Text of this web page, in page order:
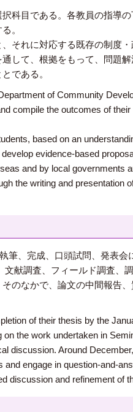
科目である。各教員の指導
。
それに対応する既存の制度
して、根拠をもって、問題
である。
of Community
compile the outcomes of
based on an
evidence-based
and by local governments
the writing and presentation
筆、完成、口頭試問、発表
献調査、フィールド調査、
のなかで、論文の中間報告
of their thesis by the
the work undertaken in
discussion. Around
engage in question-and-
discussion and refinement of